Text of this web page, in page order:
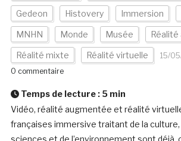
Gedeon Histovery Immersion
MNHN Monde Musée
Réalité mixte Réalité virtuelle 15/
0 commentaire
Temps de lecture : 5 min
Vidéo, réalité augmentée et réalité
françaises immersive traitant de la